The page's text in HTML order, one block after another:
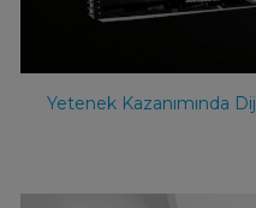
Yetenek Kazanımında